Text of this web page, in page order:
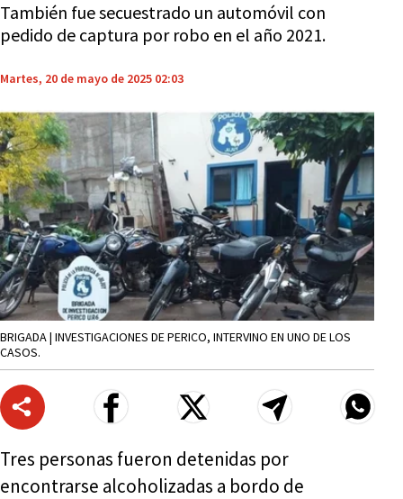
También fue secuestrado un automóvil con
pedido de captura por robo en el año 2021.
Martes, 20 de mayo de 2025 02:03
BRIGADA | INVESTIGACIONES DE PERICO, INTERVINO EN UNO DE LOS
CASOS.
Tres personas fueron detenidas por
encontrarse alcoholizadas a bordo de